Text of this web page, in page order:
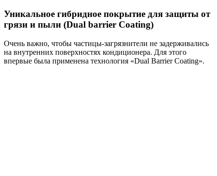
Уникальное гибридное покрытие для защиты от
грязи и пыли (Dual barrier Coating)
Очень важно, чтобы частицы-загрязнители не задерживались
на внутренних поверхностях кондиционера. Для этого
впервые была применена технология «Dual Barrier Coating».